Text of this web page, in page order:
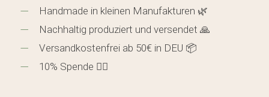
Handmade in kleinen Manufakturen 🌿
Nachhaltig produziert und versendet 🙏
Versandkostenfrei ab 50€ in DEU 📦
10% Spende 🖐🏼